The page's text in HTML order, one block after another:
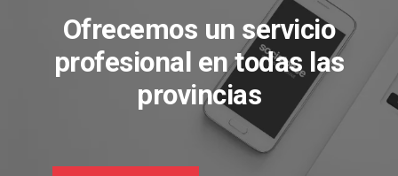
Ofrecemos un servicio
profesional en todas las
provincias